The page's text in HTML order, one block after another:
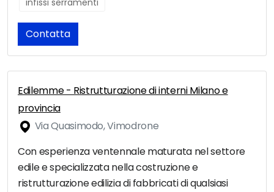
infissi serramenti
Contatta
Edilemme - Ristrutturazione di interni Milano e
provincia
Via Quasimodo, Vimodrone
Con esperienza ventennale maturata nel settore
edile e specializzata nella costruzione e
ristrutturazione edilizia di fabbricati di qualsiasi